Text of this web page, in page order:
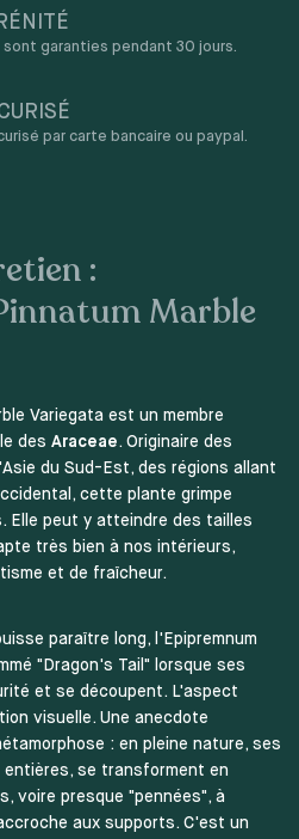
garanties pendant 30 jours.
par carte bancaire ou paypal.
:
Marble
Variegata est un membre
des Araceae. Originaire des
du Sud-Est, des régions allant
cette plante grimpe
Elle peut y atteindre des tailles
très bien à nos intérieurs,
et de fraîcheur.
paraître long, l'Epipremnum
"Dragon's Tail" lorsque ses
et se découpent. L'aspect
visuelle. Une anecdote
: en pleine nature, ses
se transforment en
voire presque "pennées", à
aux supports. C'est un